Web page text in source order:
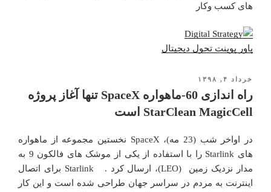
های کسب وکار
پاور پوینت تحول دیجیتال
نوشته‌شده
در
خرداد ۴, ۱۳۹۸
راه اندازی 60-ماهواره SpaceX تنها آغاز پروژه
StarClean MagicCell است
در اواخر شب (23 مه)، SpaceX نخستین مجموعه از ماهواره
های Starlink را با استفاده از یکی از موشک های فالکون 9 به
مدار نزدیک زمین (LEO)، ارسال کرد . Starlink برای اتصال
اینترنت به مردم در سراسر جهان طراحی شده است و این کار